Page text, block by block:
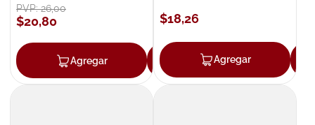
PVP:26,00
$20,80
Agregar Agregar
$18,26
Agregar